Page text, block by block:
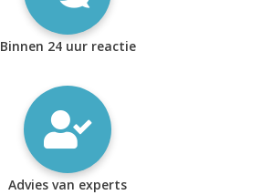
Binnen 24 uur reactie
Advies van experts